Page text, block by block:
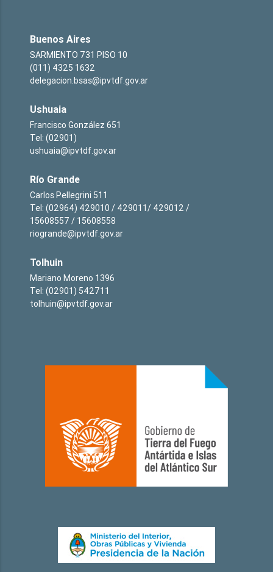
Buenos Aires
SARMIENTO 731 PISO 10
(011) 4325 1632
delegacion.bsas@ipvtdf.gov.ar
Ushuaia
Francisco González 651
Tel: (02901)
ushuaia@ipvtdf.gov.ar
Río Grande
Carlos Pellegrini 511
Tel: (02964) 429010 / 429011/ 429012 /
15608557 / 15608558
riogrande@ipvtdf.gov.ar
Tolhuin
Mariano Moreno 1396
Tel: (02901) 542711
tolhuin@ipvtdf.gov.ar